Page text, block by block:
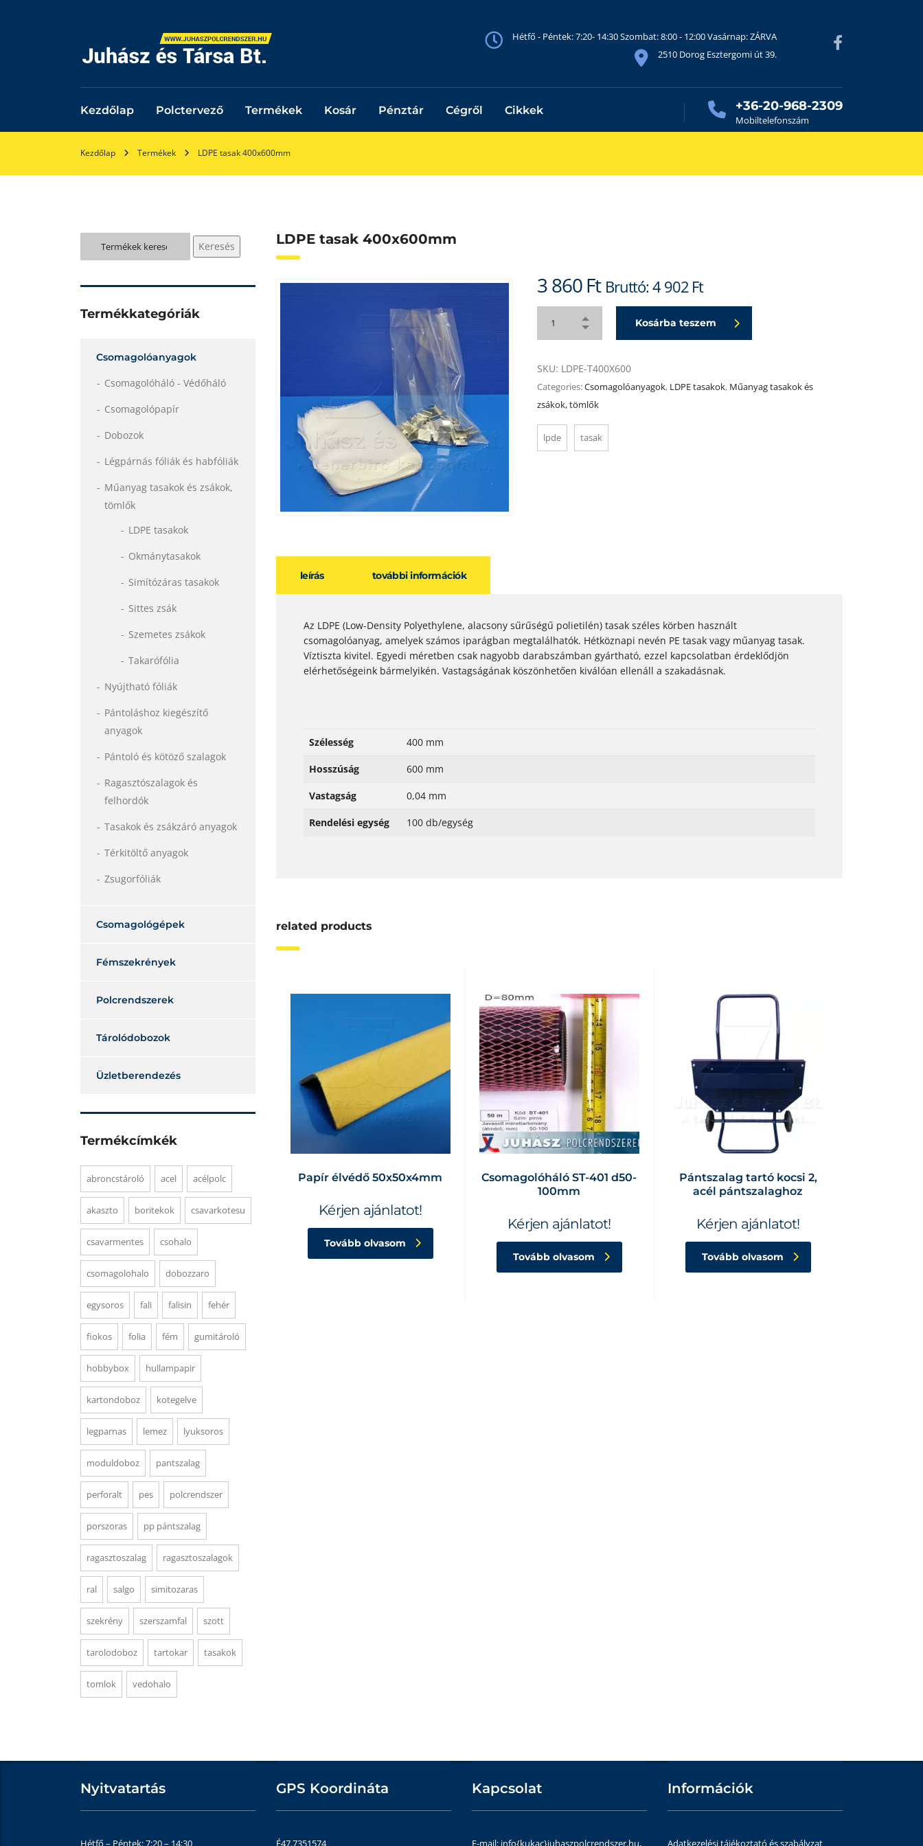
Hétfő - Péntek: 7:20- 14:30 Szombat: 8:00 - 12:00 Vasárnap: ZÁRVA
2510 Dorog Esztergomi út 39.
Kezdőlap Polctervező Termékek Kosár Pénztár Cégről Cikkek +36-20-968-2309
Mobiltelefonszám
Kezdőlap Termékek LDPE tasak 400x600mm
LDPE tasak 400x600mm
3 860Ft Bruttó:4 902Ft
Kosárba teszem
SKU: LDPE-T400X600
Categories:Csomagolóanyagok, LDPE tasakok, Műanyag tasakok és
zsákok, tömlők
lpde tasak
leírás további információk
Az LDPE (Low-Density Polyethylene, alacsony sűrűségű polietilén) tasak széles körben használt
csomagolóanyag, amelyek számos iparágban megtalálhatók. Hétköznapi nevén PE tasak vagy műanyag tasak.
Víztiszta kivitel. Egyedi méretben csak nagyobb darabszámban gyártható, ezzel kapcsolatban érdeklődjön
elérhetőségeink bármelyikén. Vastagságának köszönhetően kiválóan ellenáll a szakadásnak.
Szélesség 400 mm
Hosszúság 600 mm
Vastagság 0,04 mm
Rendelési egység 100 db/egység
related products
Papír élvédő 50x50x4mm
Kérjen ajánlatot!
Tovább olvasom
Csomagolóháló ST-401 d50-
100mm
Kérjen ajánlatot!
Tovább olvasom
Pántszalag tartó kocsi 2,
acél pántszalaghoz
Kérjen ajánlatot!
Tovább olvasom
Keresés
a
Keresés
Termékkategóriák
Csomagolóanyagok
Csomagolóháló - Védőháló
Csomagolópapír
Dobozok
Légpárnás fóliák és habfóliák
Műanyag tasakok és zsákok,
tömlők
LDPE tasakok
Okmánytasakok
Simítózáras tasakok
Sittes zsák
Szemetes zsákok
Takarófólia
Nyújtható fóliák
Pántoláshoz kiegészítő
anyagok
Pántoló és kötöző szalagok
Ragasztószalagok és
felhordók
Tasakok és zsákzáró anyagok
Térkitöltő anyagok
Zsugorfóliák
Csomagológépek
Fémszekrények
Polcrendszerek
Tárolódobozok
Üzletberendezés
Termékcímkék
abroncstároló acel acélpolc
akaszto boritekok csavarkotesu
csavarmentes csohalo
csomagolohalo dobozzaro
egysoros fali falisin fehér
fiokos folia fém gumitároló
hobbybox hullampapir
kartondoboz kotegelve
legparnas lemez lyuksoros
moduldoboz pantszalag
perforalt pes polcrendszer
porszoras pp pántszalag
ragasztoszalag ragasztoszalagok
ral salgo simitozaras
szekrény szerszamfal szott
tarolodoboz tartokar tasakok
tomlok vedohalo
Nyitvatartás
Hétfő – Péntek: 7:20 – 14:30
GPS Koordináta
É47.7351574
Kapcsolat
E-mail: info{kukac}juhaszpolcrendszer.hu,
Információk
Adatkezelési tájékoztató és szabályzat